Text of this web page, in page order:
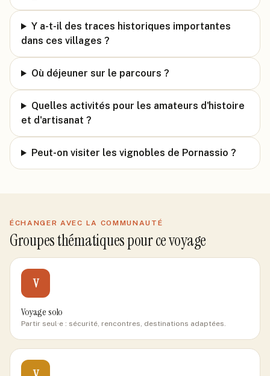
Y a-t-il des traces historiques importantes
dans ces villages ?
Où déjeuner sur le parcours ?
Quelles activités pour les amateurs d'histoire
et d'artisanat ?
Peut-on visiter les vignobles de Pornassio ?
ÉCHANGER AVEC LA COMMUNAUTÉ
Groupes thématiques pour ce voyage
V
Voyage solo
Partir seul·e : sécurité, rencontres, destinations adaptées.